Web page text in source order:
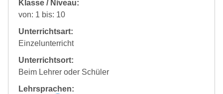
Klasse / Niveau:
von: 1 bis: 10
Unterrichtsart:
Einzelunterricht
Unterrichtsort:
Beim Lehrer oder Schüler
Lehrsprachen: